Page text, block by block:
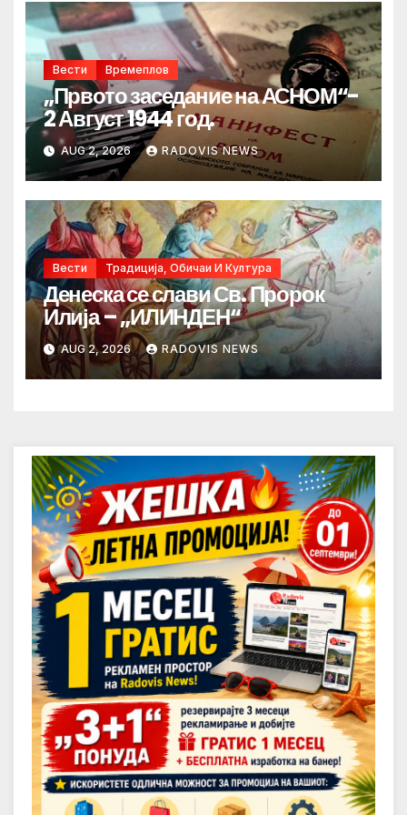
Вести Времеплов
„Првото заседание на АСНОМ“-
2 Август 1944 год.
AUG 2, 2026 RADOVIS NEWS
Вести Традиција, Обичаи И Култура
Денеска се слави Св. Пророк
Илија – „ИЛИНДЕН“
AUG 2, 2026 RADOVIS NEWS